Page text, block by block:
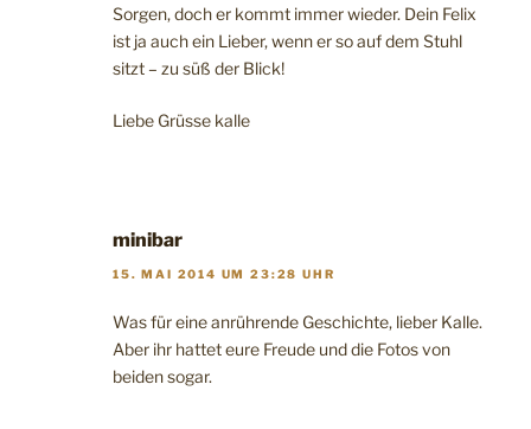
Sorgen, doch er kommt immer wieder. Dein Felix
ist ja auch ein Lieber, wenn er so auf dem Stuhl
sitzt – zu süß der Blick!
Liebe Grüsse kalle
minibar
15. MAI 2014 UM 23:28 UHR
Was für eine anrührende Geschichte, lieber Kalle.
Aber ihr hattet eure Freude und die Fotos von
beiden sogar.